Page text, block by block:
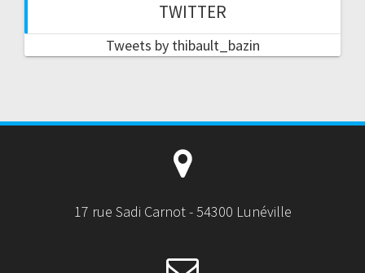
TWITTER
Tweets by thibault_bazin
17 rue Sadi Carnot - 54300 Lunéville